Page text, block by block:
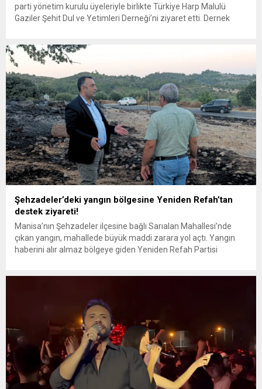
parti yönetim kurulu üyeleriyle birlikte Türkiye Harp Malulü
Gaziler Şehit Dul ve Yetimleri Derneği’ni ziyaret etti. Dernek
değerler açısından taşıdığı öneme dikkat çekti. Ziyarette
karşılıklı istişarelerde bulunulurken,...
Şehzadeler’deki yangın bölgesine Yeniden Refah’tan
destek ziyareti!
Manisa’nın Şehzadeler ilçesine bağlı Sarıalan Mahallesi’nde
çıkan yangın, mahallede büyük maddi zarara yol açtı. Yangın
haberini alır almaz bölgeye giden Yeniden Refah Partisi